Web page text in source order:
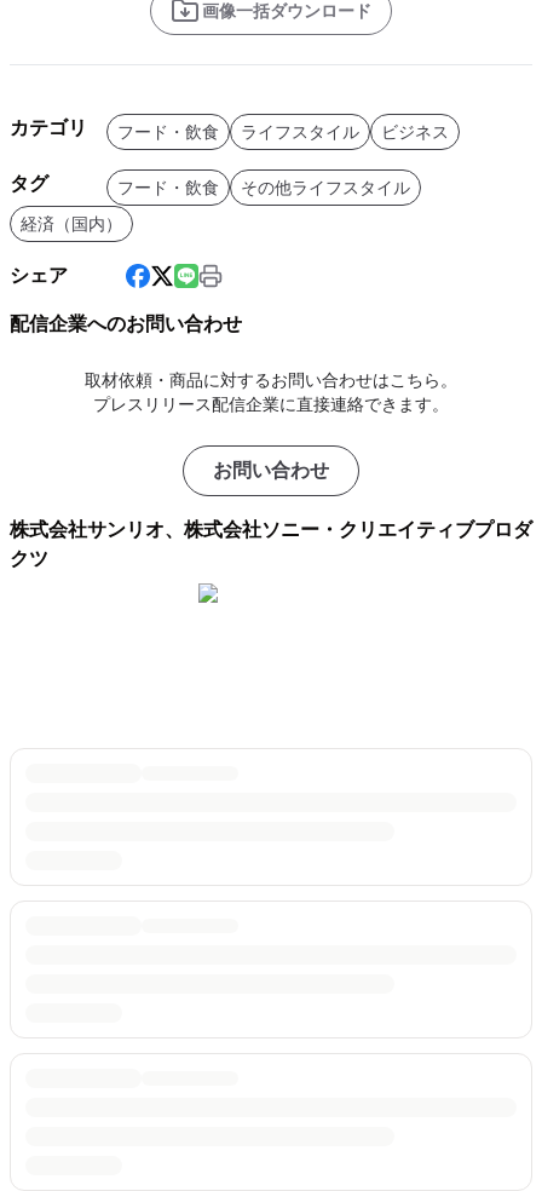
画像一括ダウンロード
カテゴリ フード・飲食 ライフスタイル ビジネス
タグ フード・飲食
その他ライフスタイル
経済（国内）
シェア
配信企業へのお問い合わせ
取材依頼・商品に対するお問い合わせはこちら。
プレスリリース配信企業に直接連絡できます。
お問い合わせ
株式会社サンリオ、株式会社ソニー・クリエイティブプロダ
クツ